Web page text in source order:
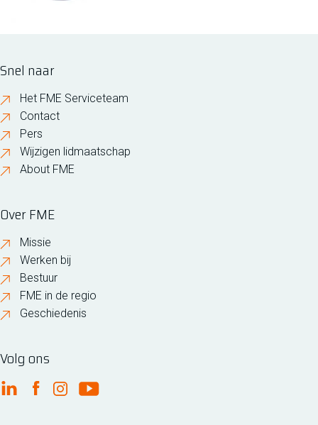
Snel naar
Het FME Serviceteam
Contact
Pers
Wijzigen lidmaatschap
About FME
Over FME
Missie
Werken bij
Bestuur
FME in de regio
Geschiedenis
Volg ons
FME Linkedin
FME Facebook
FME Instagram
FME Youtube